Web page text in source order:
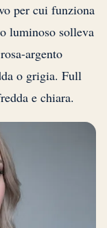
per cui funziona
luminoso solleva
argento
o grigia. Full
e chiara.